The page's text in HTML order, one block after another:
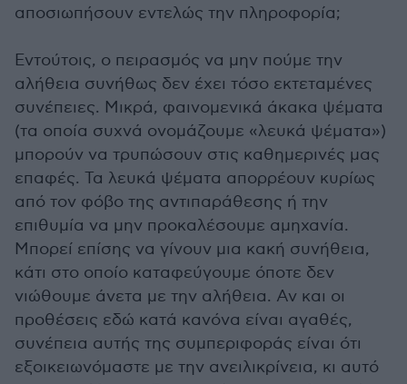
αποσιωπήσουν εντελώς την πληροφορία;
Εντούτοις, ο πειρασμός να μην πούμε την
αλήθεια συνήθως δεν έχει τόσο εκτεταμένες
συνέπειες. Μικρά, φαινομενικά άκακα ψέματα
(τα οποία συχνά ονομάζουμε «λευκά ψέματα»)
μπορούν να τρυπώσουν στις καθημερινές μας
επαφές. Τα λευκά ψέματα απορρέουν κυρίως
από τον φόβο της αντιπαράθεσης ή την
επιθυμία να μην προκαλέσουμε αμηχανία.
Μπορεί επίσης να γίνουν μια κακή συνήθεια,
κάτι στο οποίο καταφεύγουμε όποτε δεν
νιώθουμε άνετα με την αλήθεια. Αν και οι
προθέσεις εδώ κατά κανόνα είναι αγαθές,
συνέπεια αυτής της συμπεριφοράς είναι ότι
εξοικειωνόμαστε με την ανειλικρίνεια, κι αυτό